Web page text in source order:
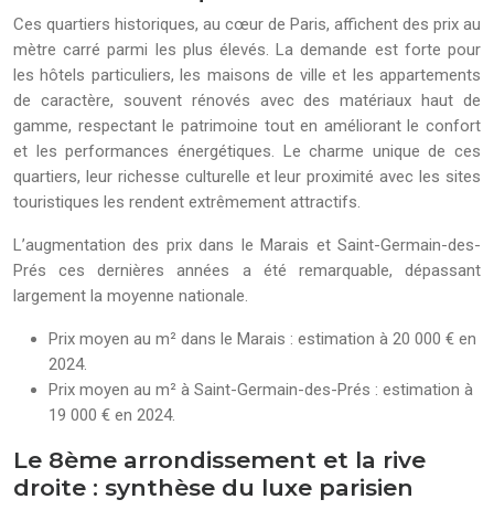
Ces quartiers historiques, au cœur de Paris, affichent des prix au
mètre carré parmi les plus élevés. La demande est forte pour
les hôtels particuliers, les maisons de ville et les appartements
de caractère, souvent rénovés avec des matériaux haut de
gamme, respectant le patrimoine tout en améliorant le confort
et les performances énergétiques. Le charme unique de ces
quartiers, leur richesse culturelle et leur proximité avec les sites
touristiques les rendent extrêmement attractifs.
L’augmentation des prix dans le Marais et Saint-Germain-des-
Prés ces dernières années a été remarquable, dépassant
largement la moyenne nationale.
Prix moyen au m² dans le Marais : estimation à 20 000 € en
2024.
Prix moyen au m² à Saint-Germain-des-Prés : estimation à
19 000 € en 2024.
Le 8ème arrondissement et la rive
droite : synthèse du luxe parisien